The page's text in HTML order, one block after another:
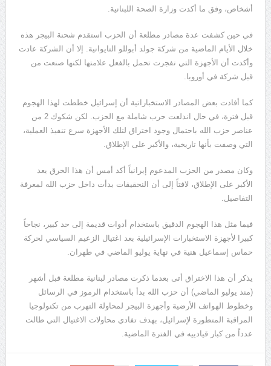
أشخاص، وفق ما أكدت وزارة الصحة اللبنانية.
في حين كشفت عدة مصادر مطلعة أن الحزب استقدم شحنة البيجر هذه
خلال الأيام الماضية من شركة جولد أبوللو التايوانية. إلا أن الشركة عادت
وأكدت أن الأجهزة التي تفجرت تحمل بالفعل علامتها لكنها صنعت من
قبل شركة في أوروبا.
كما أفادت بعض المصادر الاستخباراتية أن إسرائيل خططت لهذا الهجوم
قبل فترة، في حال اندلعت حرب شاملة مع الحزب. لكن شكوك 2 من
عناصر حزب الله باحتمال وجود اختراق لتلك الأجهزة سرع تنفيذ العملية،
التي وصفت بأنها تاريخية، والأكبر على الإطلاق.
وكان مصدر من الحزب المدعوم إيرانياً أكد أمس أن هذا الخرق يعد
الأكبر على الإطلاق، لافتاً إلى أن النحقيقات بدأت داخل حزب الله لمعرفة
التفاصيل.
فيما مثل هذا الهجوم الدقيق باستخدام أدوات قديمة إلى حد كبير، نجاحاً
كبيرا لأجهزة الاستخبارات الإسرائيلية بعد اغتيال الزعيم السياسي لحركة
حماس إسماعيل هنية في نهاية يوليو الماضي في طهران.
يذكر أن هذا الاختراق أتى بعدما ذكرت مصادر لبنانية مطلعة قبل أشهر
(منذ يوليو الماضي) أن حزب الله بدأ باستخدام الرموز في الرسائل
وخطوط الهواتف الأرضية وأجهزة البيجر لمحاولة التهرب من تكنولوجيا
المراقبة المتطورة لإسرائيل، بهدف تفادي محاولات الاغتيال التي طالت
عدداً من كبار قيادييه في الفترة الماضية.